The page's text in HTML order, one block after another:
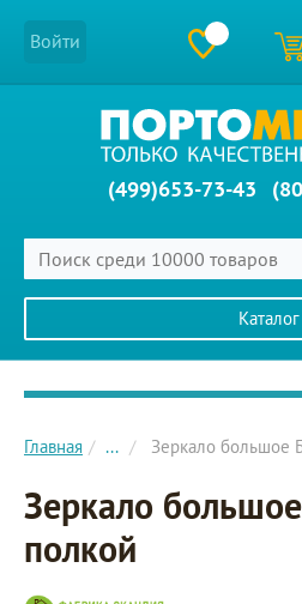
Войти
(499)653-73-43
Каталог
Главное меню сайта
Главная ... Зеркало большое
Зеркало
полкой